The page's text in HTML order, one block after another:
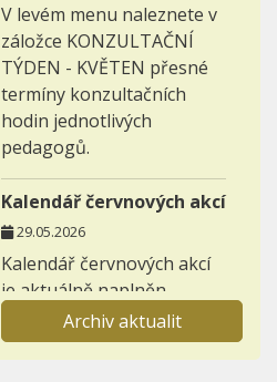
V levém menu naleznete v
záložce KONZULTAČNÍ
TÝDEN - KVĚTEN přesné
termíny konzultačních
hodin jednotlivých
pedagogů.
Kalendář červnových akcí
29.05.2026
Kalendář červnových akcí
je aktuálně naplněn.
Záložka nabídka
Archiv aktualit